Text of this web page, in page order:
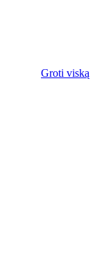
Groti viską